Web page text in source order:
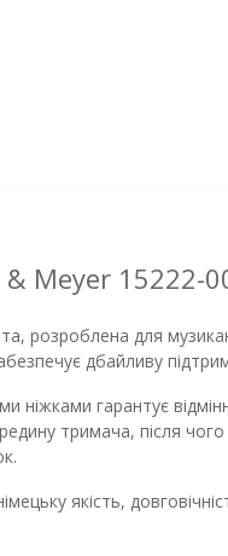
Meyer 15222-
розроблена для
дбайливу
гарантує
тримача, після
якість,